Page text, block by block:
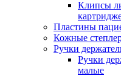
Клипсы
Пластины
Кожные
Ручки
Ручки
малые